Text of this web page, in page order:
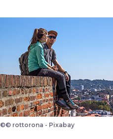
©© rottorona - Pixabay